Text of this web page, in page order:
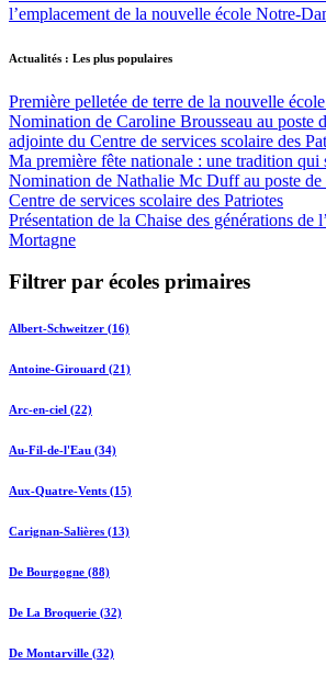
l’emplacement de la nouvelle école Notre-
Actualités : Les plus populaires
Première pelletée de terre de la nouvelle
Nomination de Caroline Brousseau au poste
adjointe du Centre de services scolaire des
Ma première fête nationale : une tradition qui
Nomination de Nathalie Mc Duff au poste de
Centre de services scolaire des Patriotes
Présentation de la Chaise des générations de
Mortagne
Filtrer par écoles primaires
Albert-Schweitzer (16)
Antoine-Girouard (21)
Arc-en-ciel (22)
Au-Fil-de-l'Eau (34)
Aux-Quatre-Vents (15)
Carignan-Salières (13)
De Bourgogne (88)
De La Broquerie (32)
De Montarville (32)